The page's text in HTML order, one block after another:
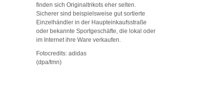
finden sich Originaltrikots eher selten.
Sicherer sind beispielsweise gut sortierte
Einzelhändler in der Haupteinkaufsstraße
oder bekannte Sportgeschäfte, die lokal oder
im Internet ihre Ware verkaufen.
Fotocredits: adidas
(dpa/tmn)